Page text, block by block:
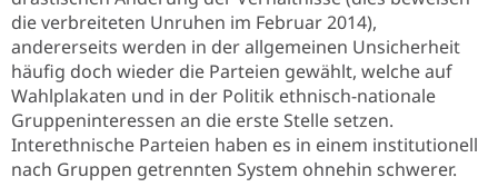
die verbreiteten Unruhen im Februar 2014),
andererseits werden in der allgemeinen Unsicherheit
häufig doch wieder die Parteien gewählt, welche auf
Wahlplakaten und in der Politik ethnisch-nationale
Gruppeninteressen an die erste Stelle setzen.
Interethnische Parteien haben es in einem institutionell
nach Gruppen getrennten System ohnehin schwerer.